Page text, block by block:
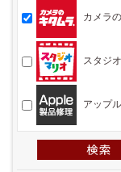
カメラ
スタジ
アップ